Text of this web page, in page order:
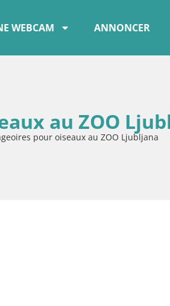
WEBCAM ANNONCER
au ZOO
pour oiseaux au ZOO Ljubljana